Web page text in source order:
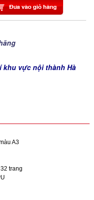
khu vực nội thành Hà
A3
trang